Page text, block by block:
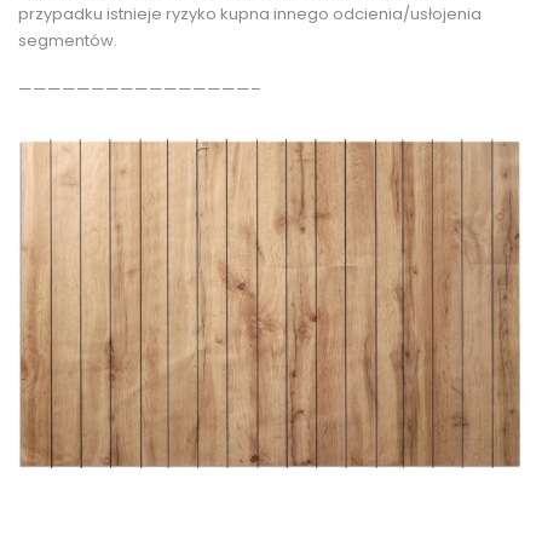
przypadku istnieje ryzyko kupna innego odcienia/usłojenia
segmentów.
————————————————–